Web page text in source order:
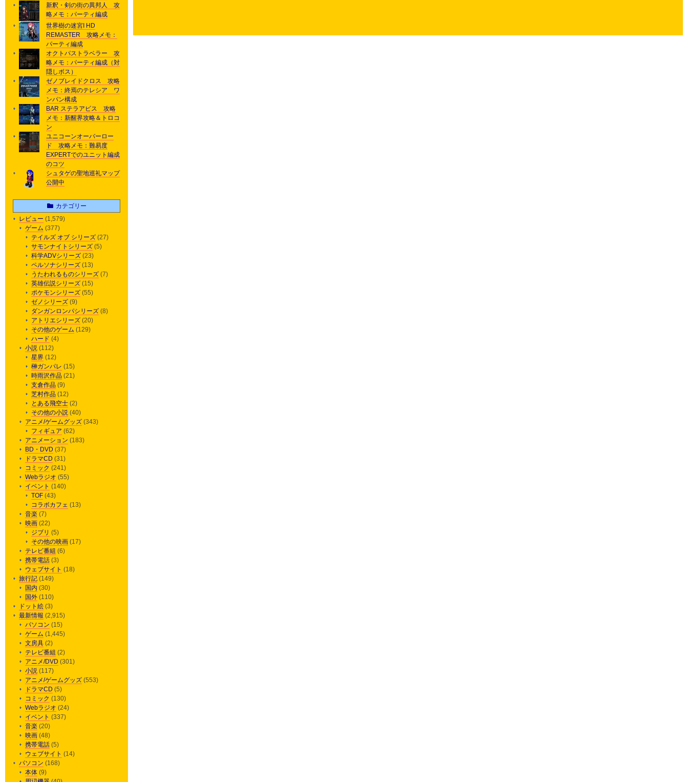
新釈・剣の街の異邦人 攻
略メモ：パーティ編成
世界樹の迷宮I HD
REMASTER 攻略メモ：
パーティ編成
オクトパストラベラー 攻
略メモ：パーティ編成（対
隠しボス）
ゼノブレイドクロス 攻略
メモ：終焉のテレシア ワ
ンパン構成
BAR ステラアビス 攻略
メモ：新醒界攻略＆トロコ
ン
ユニコーンオーバーロー
ド 攻略メモ：難易度
EXPERTでのユニット編成
のコツ
シュタゲの聖地巡礼マップ
公開中
カテゴリー
レビュー (1,579)
ゲーム (377)
テイルズ オブ シリーズ (27)
サモンナイトシリーズ (5)
科学ADVシリーズ (23)
ペルソナシリーズ (13)
うたわれるものシリーズ (7)
英雄伝説シリーズ (15)
ポケモンシリーズ (55)
ゼノシリーズ (9)
ダンガンロンパシリーズ (8)
アトリエシリーズ (20)
その他のゲーム (129)
ハード (4)
小説 (112)
星界 (12)
榊ガンパレ (15)
時雨沢作品 (21)
支倉作品 (9)
芝村作品 (12)
とある飛空士 (2)
その他の小説 (40)
アニメ/ゲームグッズ (343)
フィギュア (62)
アニメーション (183)
BD・DVD (37)
ドラマCD (31)
コミック (241)
Webラジオ (55)
イベント (140)
TOF (43)
コラボカフェ (13)
音楽 (7)
映画 (22)
ジブリ (5)
その他の映画 (17)
テレビ番組 (6)
携帯電話 (3)
ウェブサイト (18)
旅行記 (149)
国内 (30)
国外 (110)
ドット絵 (3)
最新情報 (2,915)
パソコン (15)
ゲーム (1,445)
文房具 (2)
テレビ番組 (2)
アニメ/DVD (301)
小説 (117)
アニメ/ゲームグッズ (553)
ドラマCD (5)
コミック (130)
Webラジオ (24)
イベント (337)
音楽 (20)
映画 (48)
携帯電話 (5)
ウェブサイト (14)
パソコン (168)
本体 (9)